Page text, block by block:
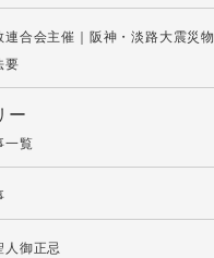
連合会主催｜阪神・淡路大震災物
要
ー
一覧
人御正忌